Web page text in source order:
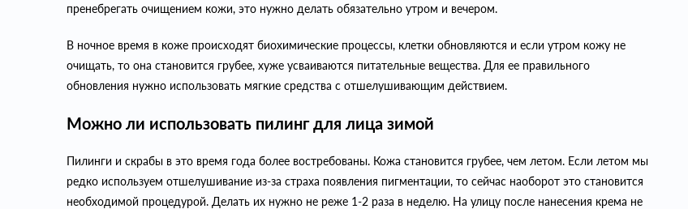
пренебрегать очищением кожи, это нужно делать обязательно утром и вечером.
В ночное время в коже происходят биохимические процессы, клетки обновляются и если утром кожу не
очищать, то она становится грубее, хуже усваиваются питательные вещества. Для ее правильного
обновления нужно использовать мягкие средства с отшелушивающим действием.
Можно ли использовать пилинг для лица зимой
Пилинги и скрабы в это время года более востребованы. Кожа становится грубее, чем летом. Если летом мы
редко используем отшелушивание из-за страха появления пигментации, то сейчас наоборот это становится
необходимой процедурой. Делать их нужно не реже 1-2 раза в неделю. На улицу после нанесения крема не